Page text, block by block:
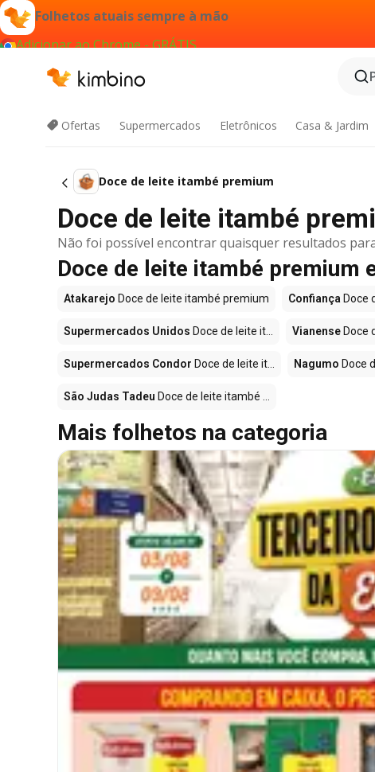
Folhetos atuais sempre à mão
Adicionar ao Chrome - GRÁTIS
Ofertas Supermercados Eletrônicos Casa & Jardim
Doce de leite itambé premium
Doce de leite itambé
Não foi possível encontrar quaisquer resultados
Doce de leite itambé premium
Atakarejo Doce de leite itambé premium Confiança Doce
Supermercados Unidos Doce de leite it... Vianense Doce
Supermercados Condor Doce de leite it... Nagumo Doce
São Judas Tadeu Doce de leite itambé ...
Mais folhetos na categoria